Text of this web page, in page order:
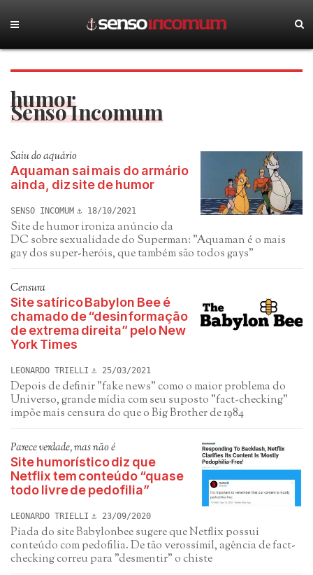
humor
Senso Incomum
Saiu do aquário
Aquaman sai mais do armário
ainda, diz site de humor
SENSO INCOMUM 18/10/2021
Site de humor ironiza anúncio da
DC sobre sexualidade do Superman: "Aquaman é o mais
gay dos super-heróis, que também são todos gays"
Censura
Site satírico Babylon Bee é
chamado de “desinformação
de extrema direita” pelo New
York Times
LEONARDO TRIELLI 25/03/2021
Depois de definir "fake news" como o maior problema do
Universo, grande mídia com seu suposto "fact-checking"
impõe mais censura do que o Big Brother de 1984
Parece verdade, mas não é
Site humorístico diz que
Netflix tem conteúdo “quase
todo livre de pedofilia”
LEONARDO TRIELLI 23/09/2020
Piada do site Babylonbee sugere que Netflix possui
conteúdo com pedofilia. De tão verossímil, agência de fact-
checking correu para "desmentir" o chiste